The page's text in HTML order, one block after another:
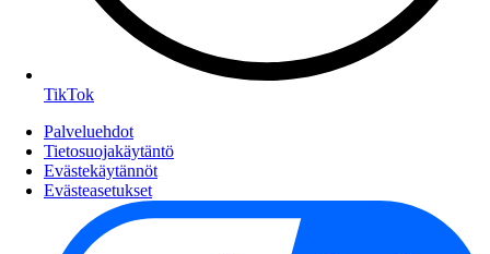
TikTok
Palveluehdot
Tietosuojakäytäntö
Evästekäytännöt
Evästeasetukset